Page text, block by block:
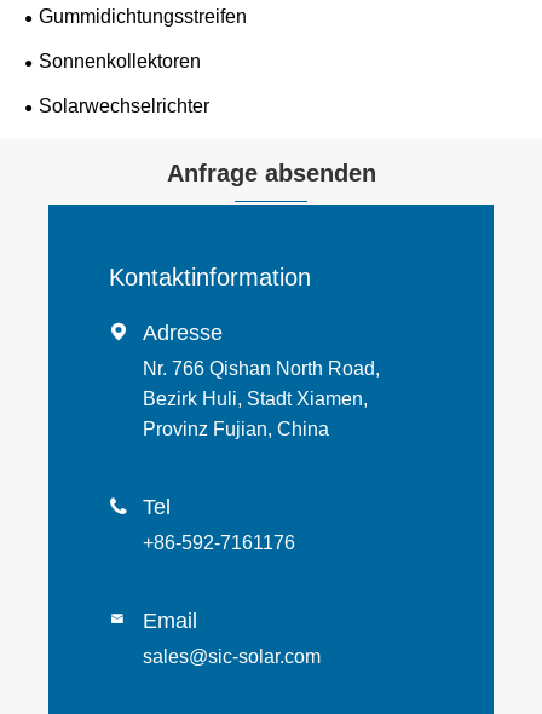
Gummidichtungsstreifen
Sonnenkollektoren
Solarwechselrichter
Anfrage absenden
Kontaktinformation
 Adresse
Nr. 766 Qishan North Road,
Bezirk Huli, Stadt Xiamen,
Provinz Fujian, China
 Tel
+86-592-7161176
 Email
sales@sic-solar.com